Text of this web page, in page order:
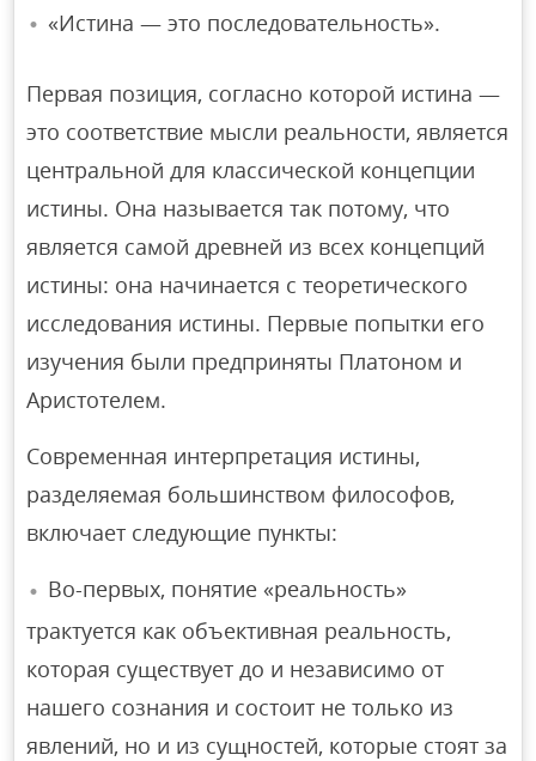
«Истина — это последовательность».
Первая позиция, согласно которой истина —
это соответствие мысли реальности, является
центральной для классической концепции
истины. Она называется так потому, что
является самой древней из всех концепций
истины: она начинается с теоретического
исследования истины. Первые попытки его
изучения были предприняты Платоном и
Аристотелем.
Современная интерпретация истины,
разделяемая большинством философов,
включает следующие пункты:
Во-первых, понятие «реальность»
трактуется как объективная реальность,
которая существует до и независимо от
нашего сознания и состоит не только из
явлений, но и из сущностей, которые стоят за